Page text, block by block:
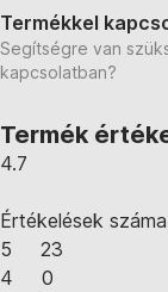
Termékkel
Segítségre van
kapcsolatban?
Termék
4.7
Értékelések száma
5
23
4
0